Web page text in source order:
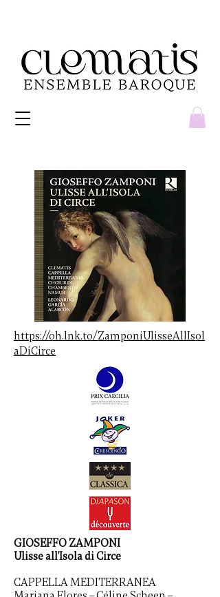
https://oh.lnk.to/ZamponiUlisseAllIsol
aDiCirce
GIOSEFFO ZAMPONI
Ulisse all'Isola di Circe
CAPPELLA MEDITERRANEA